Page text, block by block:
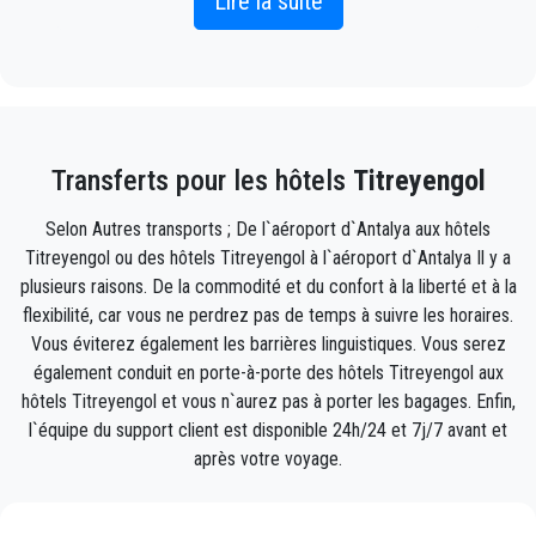
l'extérieur du terminal des arrivées avec votre nom
portable, et l'équipe PrivateTransferAntalya suivra
l'avion, avec la voiture prête à partir et un coup de
main prêt à vous aider avec votre bagages et vous
emmènera à destination à Titreyengol .
Votre expérience avec notre service de transfert sera
exceptionnelle car notre équipe est composée de
fiers professionnels qui veilleront à ce que vous
soyez pris en charge à temps, transféré avec classe
et en route vers votre destination à Antalya vers
Transferts pour les hôtels Titreyengol
Selon Autres transports ; De l`aéroport d`Antalya aux hôtels
Titreyengol ou des hôtels Titreyengol à l`aéroport d`Antalya Il y a
plusieurs raisons. De la commodité et du confort à la liberté et à la
flexibilité, car vous ne perdrez pas de temps à suivre les horaires.
Vous éviterez également les barrières linguistiques. Vous serez
également conduit en porte-à-porte des hôtels Titreyengol aux
hôtels Titreyengol et vous n`aurez pas à porter les bagages. Enfin,
l`équipe du support client est disponible 24h/24 et 7j/7 avant et
après votre voyage.